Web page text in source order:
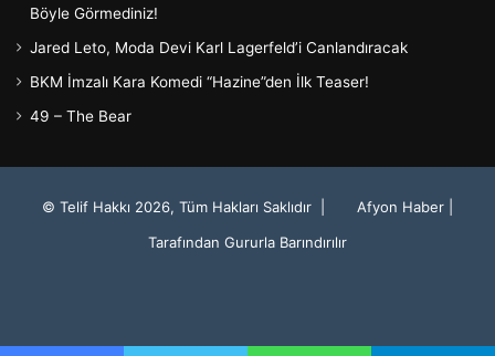
Böyle Görmediniz!
Jared Leto, Moda Devi Karl Lagerfeld’i Canlandıracak
BKM İmzalı Kara Komedi “Hazine”den İlk Teaser!
49 – The Bear
© Telif Hakkı 2026, Tüm Hakları Saklıdır | Afyon Haber
Tarafından Gururla Barındırılır